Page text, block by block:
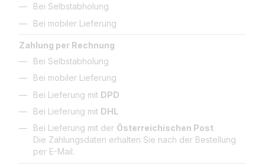
Bei Selbstabholung
Bei mobiler Lieferung
Zahlung per Rechnung
Bei Selbstabholung
Bei mobiler Lieferung
Bei Lieferung mit DPD
Bei Lieferung mit DHL
Bei Lieferung mit der Österreichischen Post
Die Zahlungsdaten erhalten Sie nach der Bestellung
per E-Mail.